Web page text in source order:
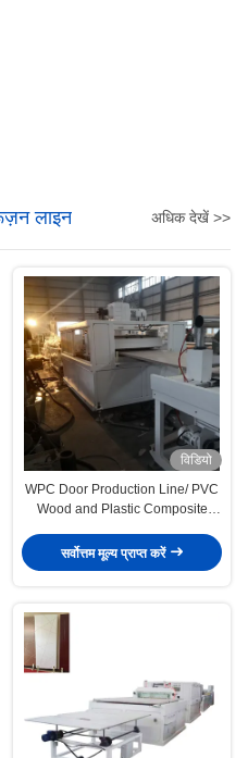
लाइन अधिक देखें >>
विडियो
WPC Door Production Line/ PVC
Wood and Plastic Composite
Machine /WPC Door Extrusion
Line Supplier
सर्वोत्तम मूल्य प्राप्त करें